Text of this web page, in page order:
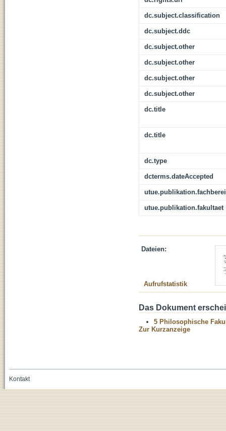
dc.subject.classification
dc.subject.ddc
dc.subject.other
dc.subject.other
dc.subject.other
dc.subject.other
dc.title
dc.title
dc.type
dcterms.dateAccepted
utue.publikation.fakultaet
Dateien:
Aufrufstatistik
Das Dokument
5 Philosophische
Zur Kurzanzeige
Kontakt